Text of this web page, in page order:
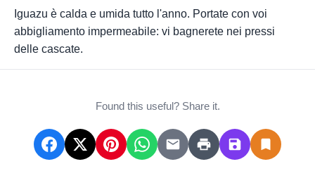
Iguazu è calda e umida tutto l'anno. Portate con voi
abbigliamento impermeabile: vi bagnerete nei pressi
delle cascate.
Found this useful? Share it.